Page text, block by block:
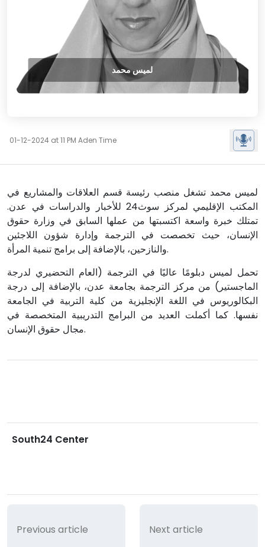
لميس محمد
01-12-2024 at 11 PM Aden Time
لميس محمد تشغل منصب رئيسة قسم العلاقات والمشاريع في
المكتب الإقليمي لمركز سوث24 للأخبار والدراسات في عدن.
تمتلك خبرة واسعة اكتسبتها من عملها السابق في وزارة حقوق
الإنسان، حيث تخصصت في الترجمة وإدارة شؤون اللاجئين
والنازحين، بالإضافة إلى برامج تنمية المرأة.
تحمل لميس دبلومًا عاليًا في الترجمة (العام التحضيري لدرجة
الماجستير) من مركز الترجمة بجامعة عدن، بالإضافة إلى درجة
البكالوريوس في اللغة الإنجليزية من كلية التربية في الجامعة
نفسها. كما أكملت العديد من البرامج التدريبية المتخصصة في
مجال حقوق الإنسان.
South24 Center
Previous article Next article